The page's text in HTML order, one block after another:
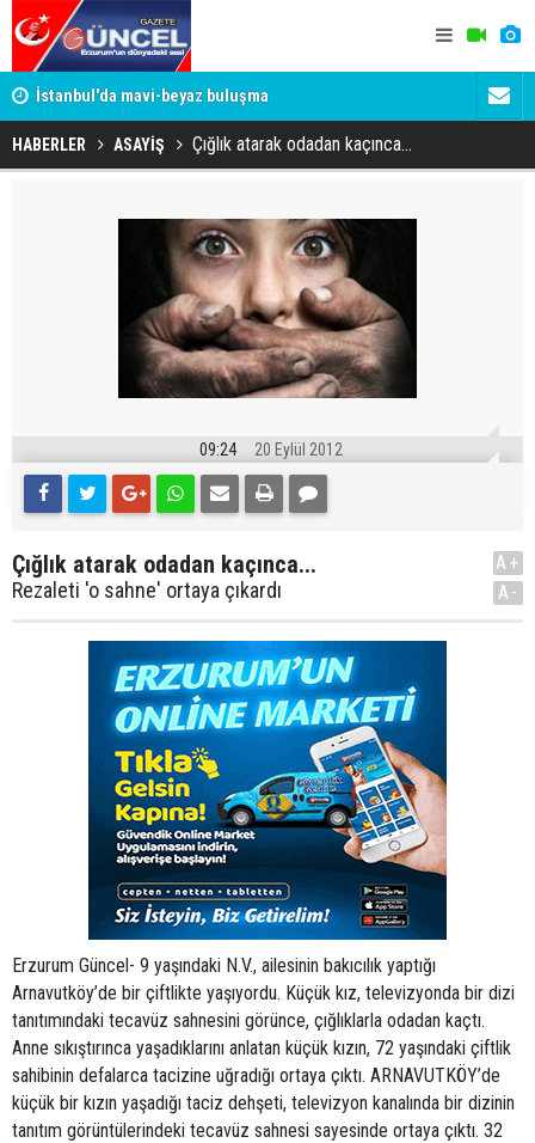
İstanbul'da mavi-beyaz buluşma
HABERLER ASAYİŞ Çığlık atarak odadan kaçınca...
09:24 20 Eylül 2012
Çığlık atarak odadan kaçınca...
Rezaleti 'o sahne' ortaya çıkardı
A+
A-
Erzurum Güncel- 9 yaşındaki N.V., ailesinin bakıcılık yaptığı
Arnavutköy’de bir çiftlikte yaşıyordu. Küçük kız, televizyonda bir dizi
tanıtımındaki tecavüz sahnesini görünce, çığlıklarla odadan kaçtı.
Anne sıkıştırınca yaşadıklarını anlatan küçük kızın, 72 yaşındaki çiftlik
sahibinin defalarca tacizine uğradığı ortaya çıktı. ARNAVUTKÖY’de
küçük bir kızın yaşadığı taciz dehşeti, televizyon kanalında bir dizinin
tanıtım görüntülerindeki tecavüz sahnesi sayesinde ortaya çıktı. 32